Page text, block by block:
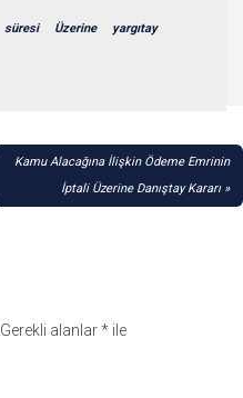
süresi Üzerine yargıtay
Kamu Alacağına İlişkin Ödeme Emrinin
İptali Üzerine Danıştay Kararı
Gerekli alanlar* ile